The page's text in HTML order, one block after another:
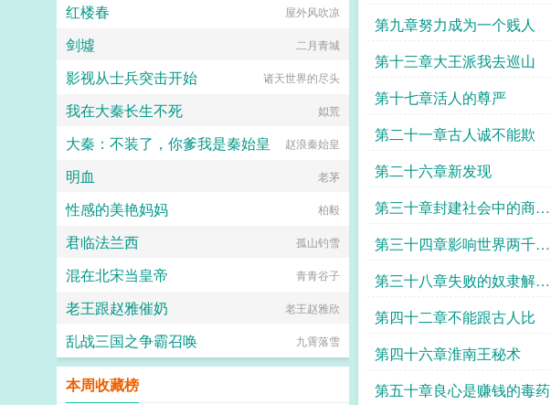
第九章努力成为一个贱人
第十三章大王派我去巡山
第十七章活人的尊严
第二十一章古人诚不能欺
第二十六章新发现
第三十章封建社会中的商业
行为
第三十四章影响世界两千年
的美女
第三十八章失败的奴隶解放
行动
第四十二章不能跟古人比
第四十六章淮南王秘术
第五十章良心是赚钱的毒药
己命这么长呢？这个表面...
红楼春 屋外风吹凉
剑墟 二月青城
影视从士兵突击开始 诸天世界的尽头
我在大秦长生不死 姒荒
大秦：不装了，你爹我是秦始皇 赵浪秦始皇
明血 老茅
性感的美艳妈妈 柏毅
君临法兰西 孤山钓雪
混在北宋当皇帝 青青谷子
老王跟赵雅催奶 老王赵雅欣
乱战三国之争霸召唤 九霄落雪
本周收藏榜